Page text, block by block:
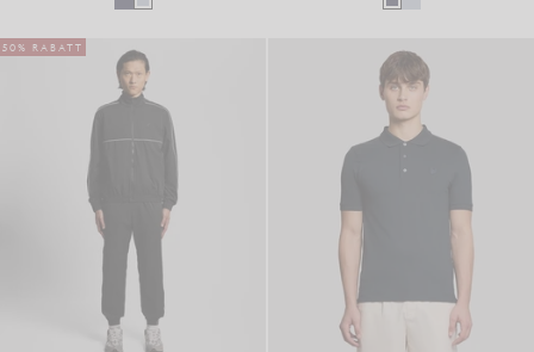
50% RABATT